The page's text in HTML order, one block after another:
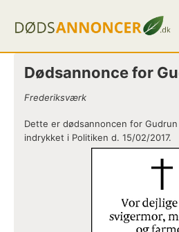
Dødsannonce for
Frederiksværk
Dette er dødsannoncen for
indrykket i Politiken d. 15/02/2017.